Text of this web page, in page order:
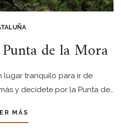
de la Mora
lugar tranquilo para ir de
y decídete por la Punta de…
MÁS